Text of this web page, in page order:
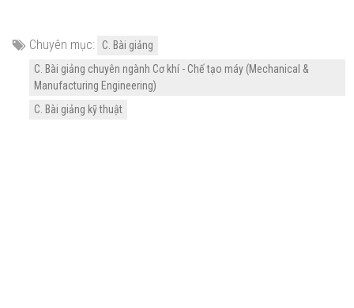
Chuyên mục:
C. Bài giảng
C. Bài giảng chuyên ngành Cơ khí - Chế tạo máy (Mechanical &
Manufacturing Engineering)
C. Bài giảng kỹ thuật